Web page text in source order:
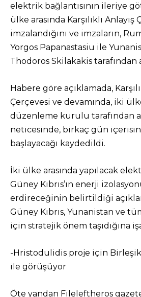
elektrik bağlantısının ileriye
ülke arasında Karşılıklı Anlayış
imzalandığını ve imzaların,
Yorgos Papanastasiu ile
Thodoros Skilakakis tarafından
Habere göre açıklamada,
Çerçevesi ve devamında, iki
düzenleme kurulu tarafından
neticesinde, birkaç gün
başlayacağı kaydedildi.
İki ülke arasında yapılacak
Güney Kıbrıs’ın enerji
erdireceğinin belirtildiği
Güney Kıbrıs, Yunanistan ve
için stratejik önem taşıdığına
-Hristodulidis proje için
ile görüşüyor
Öte yandan Fileleftheros